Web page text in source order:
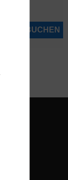
JETZT BUCHEN